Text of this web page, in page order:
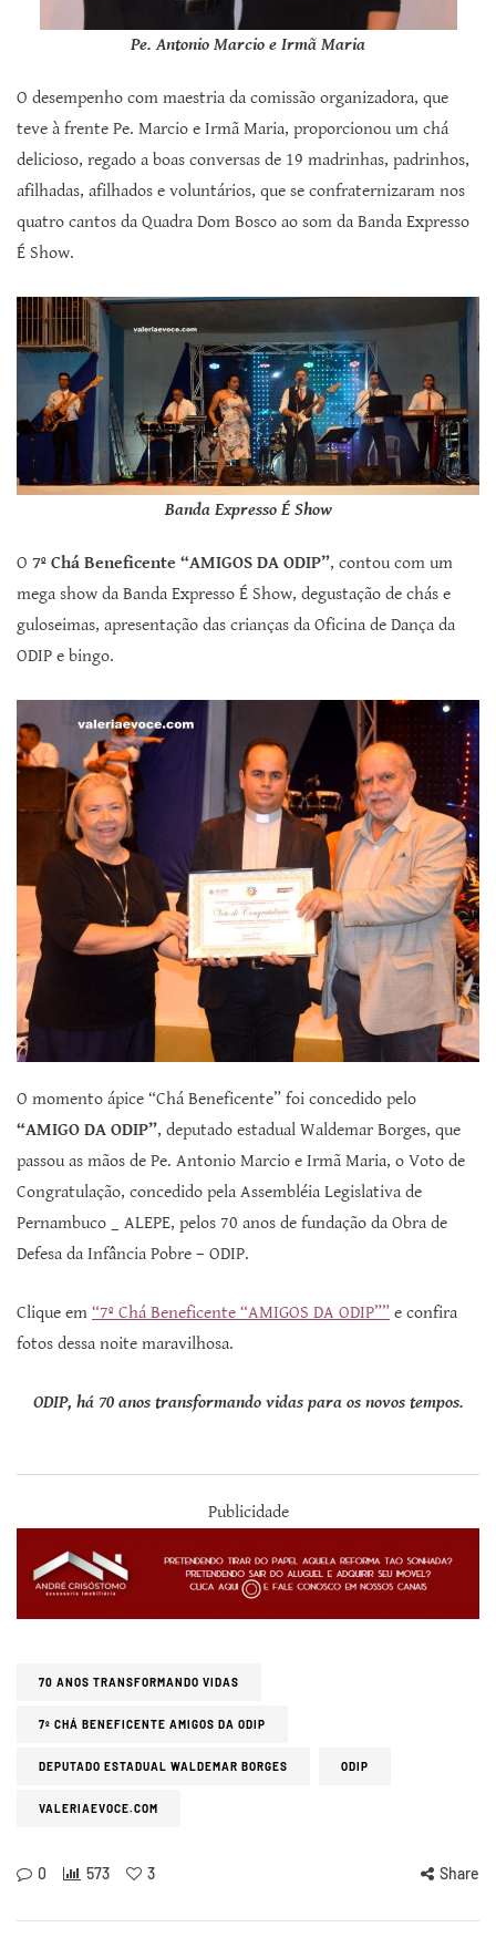
Pe. Antonio Marcio e Irmã Maria
O desempenho com maestria da comissão organizadora, que
teve à frente Pe. Marcio e Irmã Maria, proporcionou um chá
delicioso, regado a boas conversas de 19 madrinhas, padrinhos,
afilhadas, afilhados e voluntários, que se confraternizaram nos
quatro cantos da Quadra Dom Bosco ao som da Banda Expresso
É Show.
Banda Expresso É Show
O 7º Chá Beneficente “AMIGOS DA ODIP”, contou com um
mega show da Banda Expresso É Show, degustação de chás e
guloseimas, apresentação das crianças da Oficina de Dança da
ODIP e bingo.
O momento ápice “Chá Beneficente” foi concedido pelo
“AMIGO DA ODIP”, deputado estadual Waldemar Borges, que
passou as mãos de Pe. Antonio Marcio e Irmã Maria, o Voto de
Congratulação, concedido pela Assembléia Legislativa de
Pernambuco _ ALEPE, pelos 70 anos de fundação da Obra de
Defesa da Infância Pobre – ODIP.
Clique em “7º Chá Beneficente “AMIGOS DA ODIP”” e confira
fotos dessa noite maravilhosa.
ODIP, há 70 anos transformando vidas para os novos tempos.
Publicidade
70 ANOS TRANSFORMANDO VIDAS
7º CHÁ BENEFICENTE AMIGOS DA ODIP
DEPUTADO ESTADUAL WALDEMAR BORGES ODIP
VALERIAEVOCE.COM
0 573 3 Share